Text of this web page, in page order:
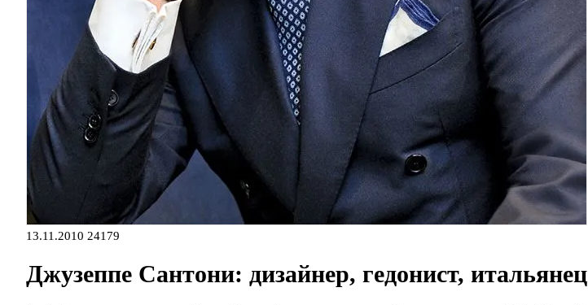
13.11.2010 24179
Джузеппе Сантони: дизайнер, гедонист, итальянец